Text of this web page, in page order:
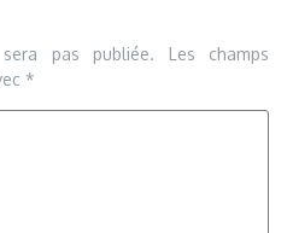
pas publiée.
Les champs
*